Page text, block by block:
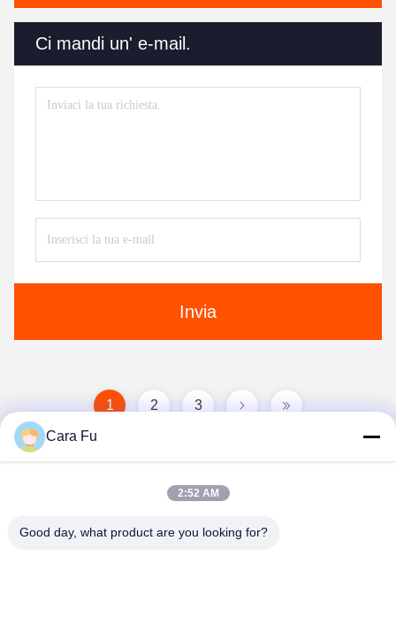
Ci mandi un' e-mail.
Invia
1 2 3
Cara Fu
2:52 AM
Good day, what product are you looking for?